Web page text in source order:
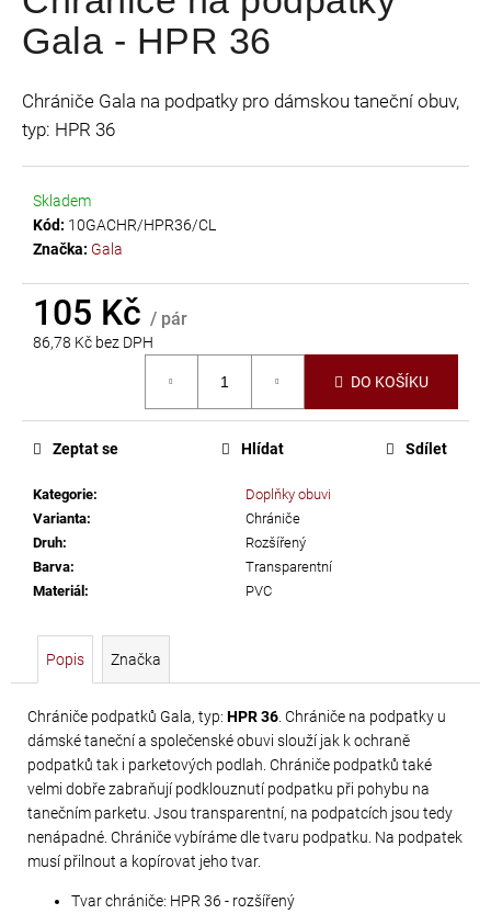
je
0,0
hvězdiček.
Gala - HPR 36
Chrániče Gala na podpatky pro dámskou taneční obuv,
typ: HPR 36
Skladem
Kód: 10GACHR/HPR36/CL
Značka: Gala
105 Kč / pár
86,78 Kč bez DPH
DO KOŠÍKU
Kategorie:
Doplňky obuvi
Varianta:
Chrániče
Druh:
Rozšířený
Barva:
Transparentní
Materiál: PVC
Zeptat se Hlídat Sdílet
Popis Značka
Chrániče podpatků Gala, typ: HPR 36 . Chrániče na podpatky u
dámské taneční a společenské obuvi slouží jak k ochraně
podpatků tak i parketových podlah. Chrániče podpatků také
velmi dobře zabraňují podklouznutí podpatku při pohybu na
tanečním parketu. Jsou transparentní, na podpatcích jsou tedy
nenápadné. Chrániče vybíráme dle tvaru podpatku. Na podpatek
musí přilnout a kopírovat jeho tvar.
Tvar chrániče: HPR 36 - rozšířený
a
j
t
?
D
o
č
u
e
m
PRECIOSA
VIVA12
NH
SS-
5
CRYSTAL
55